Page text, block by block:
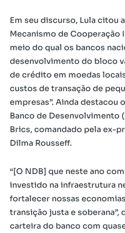
Em seu discurso, Lula citou
Mecanismo de Cooperação
meio do qual os bancos
desenvolvimento do bloco
de crédito em moedas
custos de transação de
empresas”. Ainda destacou
Banco de Desenvolvimento
Brics, comandado pela ex-
Dilma Rousseff.
“[O NDB] que neste ano
investido na infraestrutura
fortalecer nossas
transição justa e soberana”,
carteira do banco com